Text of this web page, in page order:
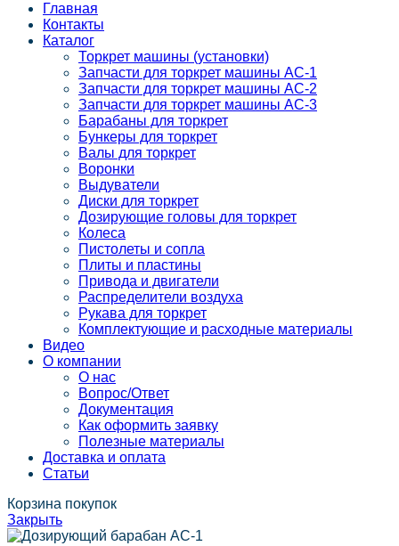
Главная
Контакты
Каталог
Торкрет машины (установки)
Запчасти для торкрет машины АС-1
Запчасти для торкрет машины АС-2
Запчасти для торкрет машины АС-3
Барабаны для торкрет
Бункеры для торкрет
Валы для торкрет
Воронки
Выдуватели
Диски для торкрет
Дозирующие головы для торкрет
Колеса
Пистолеты и сопла
Плиты и пластины
Привода и двигатели
Распределители воздуха
Рукава для торкрет
Комплектующие и расходные материалы
Видео
О компании
О нас
Вопрос/Ответ
Документация
Как оформить заявку
Полезные материалы
Доставка и оплата
Статьи
Корзина покупок
Закрыть